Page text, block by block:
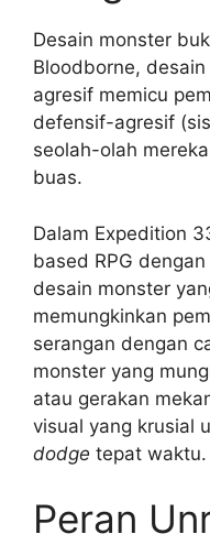
Desain monster
Bloodborne,
agresif memicu
defensif-agresif
seolah-olah
buas.
Dalam Expedition
based RPG
desain monster
memungkinkan
serangan dengan
monster yang
atau gerakan
visual yang krusial
dodge tepat waktu.
Peran